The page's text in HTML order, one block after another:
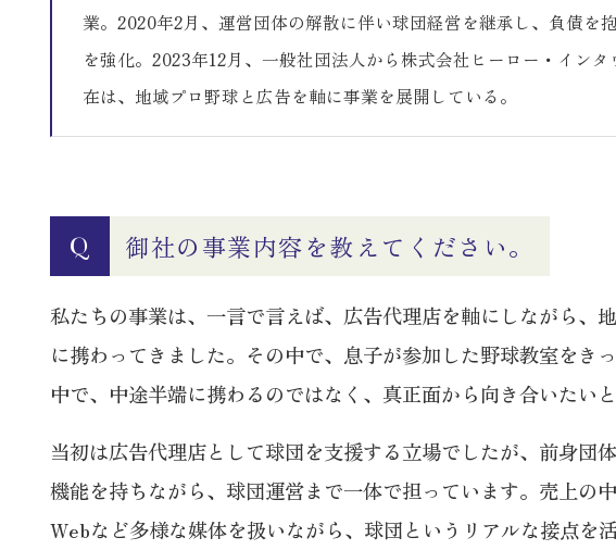
業。2020年2月、運営団体の解散に伴い球団経営を継承し、負債
を強化。2023年12月、一般社団法人から株式会社ヒーロー・イン
在は、地域プロ野球と広告を軸に事業を展開している。
Q 御社の事業内容を教えてください。
私たちの事業は、一言で言えば、広告代理店を軸にしながら
に携わってきました。その中で、息子が参加した野球教室を
中で、中途半端に携わるのではなく、真正面から向き合いたい
当初は広告代理店として球団を支援する立場でしたが、前身
機能を持ちながら、球団運営まで一体で担っています。売上の
Webなど多様な媒体を扱いながら、球団というリアルな接点